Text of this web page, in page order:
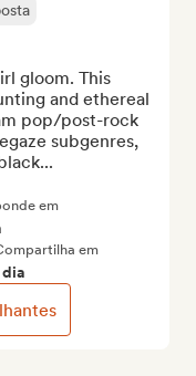
gloom. This
and ethereal
pop/post-rock
subgenres,
em
em
dia